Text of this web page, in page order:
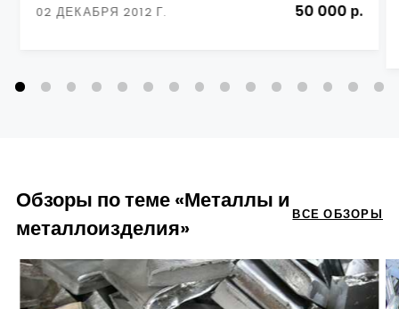
02 ДЕКАБРЯ 2012 Г. 50 000 р.
Обзоры по теме «Металлы и
металлоизделия»
ВСЕ ОБЗОРЫ